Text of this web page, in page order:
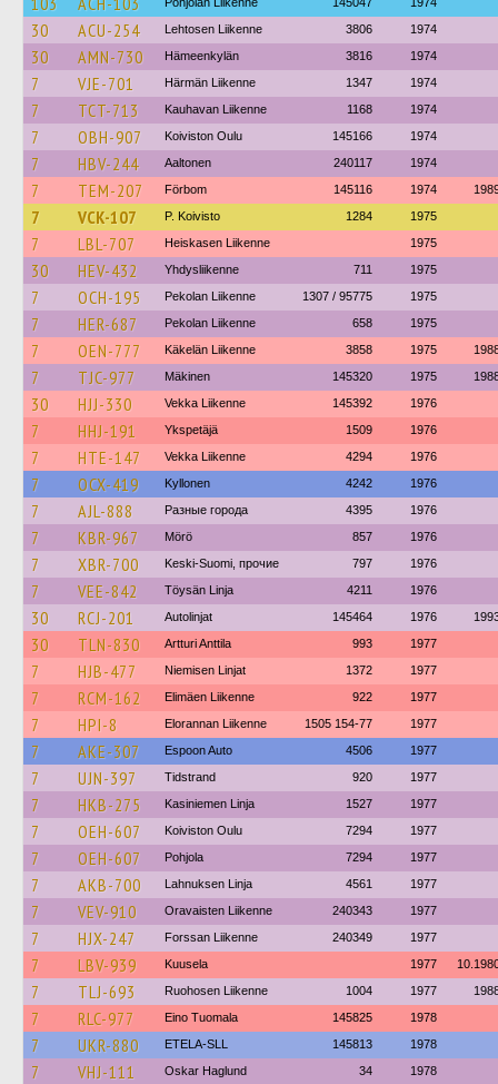
30 ACU-254 Lehtosen Liikenne 3806 1974
30 AMN-730 Hämeenkylän 3816 1974
7 VJE-701 Härmän Liikenne 1347 1974
7 TCT-713 Kauhavan Liikenne 1168 1974
7 OBH-907 Koiviston Oulu 145166 1974
7 HBV-244 Aaltonen 240117 1974
7 TEM-207 Förbom 145116 1974
7 VCK-107 P. Koivisto 1284 1975
7 LBL-707 Heiskasen Liikenne 1975
30 HEV-432 Yhdysliikenne 711 1975
7 OCH-195 Pekolan Liikenne 1307 / 95775 1975
7 HER-687 Pekolan Liikenne 658 1975
7 OEN-777 Käkelän Liikenne 3858 1975
7 TJC-977 Mäkinen 145320 1975
30 HJJ-330 Vekka Liikenne 145392 1976
7 HHJ-191 Ykspetäjä 1509 1976
7 HTE-147 Vekka Liikenne 4294 1976
7 OCX-419 Kyllonen 4242 1976
7 AJL-888 Разные города 4395 1976
7 KBR-967 Mörö 857 1976
7 XBR-700 Keski-Suomi, прочие 797 1976
7 VEE-842 Töysän Linja 4211 1976
30 RCJ-201 Autolinjat 145464 1976
30 TLN-830 Artturi Anttila 993 1977
7 HJB-477 Niemisen Linjat 1372 1977
7 RCM-162 Elimäen Liikenne 922 1977
7 HPI-8 Elorannan Liikenne 1505 154-77 1977
7 AKE-307 Espoon Auto 4506 1977
7 UJN-397 Tidstrand 920 1977
7 HKB-275 Kasiniemen Linja 1527 1977
7 OEH-607 Koiviston Oulu 7294 1977
7 OEH-607 Pohjola 7294 1977
7 AKB-700 Lahnuksen Linja 4561 1977
7 VEV-910 Oravaisten Liikenne 240343 1977
7 HJX-247 Forssan Liikenne 240349 1977
7 LBV-939 Kuusela 1977
7 TLJ-693 Ruohosen Liikenne 1004 1977
7 RLC-977 Eino Tuomala 145825 1978
7 UKR-880 ETELA-SLL 145813 1978
7 VHJ-111 Oskar Haglund 34 1978